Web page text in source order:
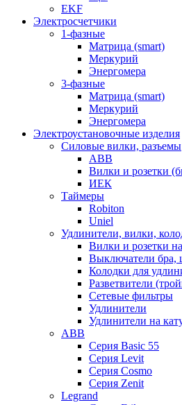
EKF
Электросчетчики
1-фазные
Матрица (smart)
Меркурий
Энергомера
3-фазные
Матрица (smart)
Меркурий
Энергомера
Электроустановочные изделия
Силовые вилки, разъемы
ABB
Вилки и розетки
ИЕК
Таймеры
Robiton
Uniel
Удлинители, вилки,
Вилки и розетки
Выключатели бра,
Колодки для
Разветвители
Сетевые фильтры
Удлинители
Удлинители на
ABB
Серия Basic 55
Серия Levit
Серия Cosmo
Серия Zenit
Legrand